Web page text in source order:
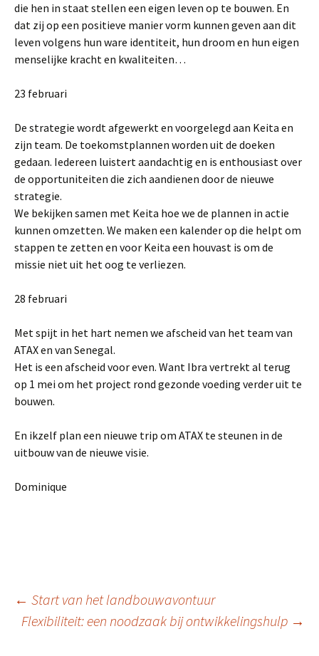
die hen in staat stellen een eigen leven op te bouwen. En
dat zij op een positieve manier vorm kunnen geven aan dit
leven volgens hun ware identiteit, hun droom en hun eigen
menselijke kracht en kwaliteiten…
23 februari
De strategie wordt afgewerkt en voorgelegd aan Keita en
zijn team. De toekomstplannen worden uit de doeken
gedaan. Iedereen luistert aandachtig en is enthousiast over
de opportuniteiten die zich aandienen door de nieuwe
strategie.
We bekijken samen met Keita hoe we de plannen in actie
kunnen omzetten. We maken een kalender op die helpt om
stappen te zetten en voor Keita een houvast is om de
missie niet uit het oog te verliezen.
28 februari
Met spijt in het hart nemen we afscheid van het team van
ATAX en van Senegal.
Het is een afscheid voor even. Want Ibra vertrekt al terug
op 1 mei om het project rond gezonde voeding verder uit te
bouwen.
En ikzelf plan een nieuwe trip om ATAX te steunen in de
uitbouw van de nieuwe visie.
Dominique
Berichtnavigatie
← Start van het landbouwavontuur
Flexibiliteit: een noodzaak bij ontwikkelingshulp →